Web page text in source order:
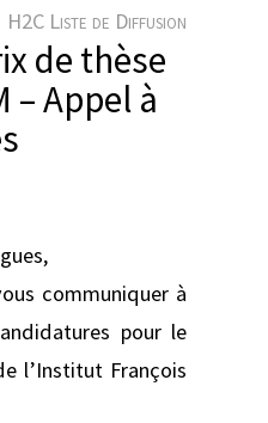
H2C Liste de Diffusion
de thèse
– Appel à
communiquer à
pour le
l’Institut François